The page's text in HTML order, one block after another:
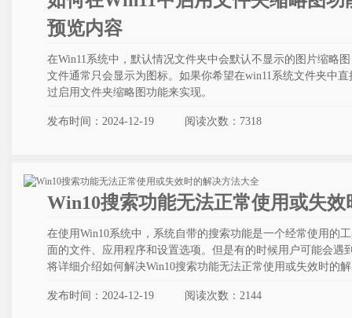
预览内容
在Win11系统中，默认情况文件夹中会默认不显示的图片缩略
文件通常只会显示为图标。如果你希望在win11系统文件夹中
过启用文件夹缩略图功能来实现。
发布时间：2024-12-19 阅读次数： 7318
Win10搜索功能无法正常使用或失
在使用Win10系统中，系统自带的搜索功能是一个经常使用的
面的文件、应用程序和设置选项。但是有的时候用户可能会遇
将详细介绍如何解决Win10搜索功能无法正常使用或失效时的
发布时间：2024-12-19 阅读次数： 2144